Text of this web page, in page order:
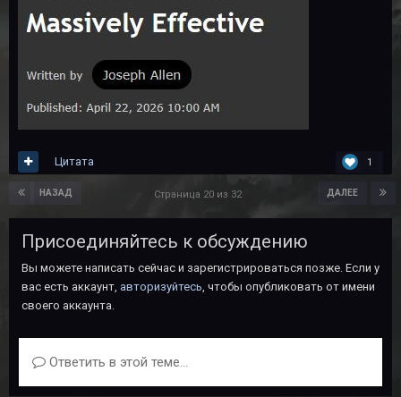
1
Цитата
НАЗАД ДАЛЕЕ
Страница 20 из 32
Присоединяйтесь к обсуждению
Вы можете написать сейчас и зарегистрироваться позже. Если у
вас есть аккаунт, авторизуйтесь , чтобы опубликовать от имени
своего аккаунта.
Ответить в этой теме...